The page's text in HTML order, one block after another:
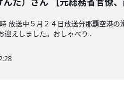
放送中５月２４日放送分那覇空港
迎えしました。おしゃべり...